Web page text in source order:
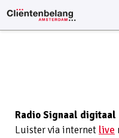
Radio Signaal digitaal
Luister via internet live